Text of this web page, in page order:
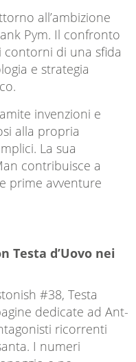
all’ambizione
Pym. Il confronto
contorni di una sfida
e strategia
invenzioni e
alla propria
La sua
contribuisce a
prime avventure
Testa d’Uovo nei
#38, Testa
dedicate ad Ant-
ricorrenti
I numeri